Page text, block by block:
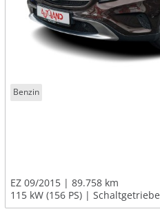
Benzin
EZ 09/2015
89.758 km
115 kW (156 PS)
Schaltgetriebe